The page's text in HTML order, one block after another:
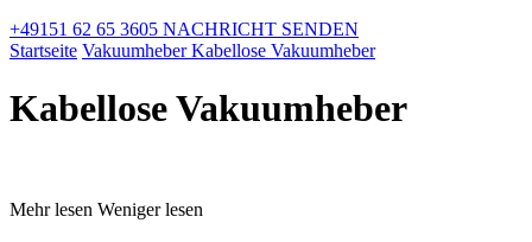
+49151 62 65 3605 NACHRICHT SENDEN
Startseite VakuumheberKabellose Vakuumheber
Kabellose Vakuumheber
Mehr lesen Weniger lesen